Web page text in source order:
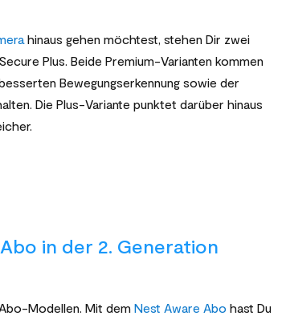
hinaus gehen möchtest, stehen Dir zwei
Plus. Beide Premium-Varianten kommen
Bewegungserkennung sowie der
Die Plus-Variante punktet darüber hinaus
in der 2. Generation
Modellen. Mit dem Nest Aware Abo hast Du